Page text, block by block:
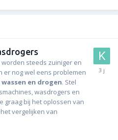
steeds zuiniger en
er nog wel eens problemen
wassen en drogen. Stel
wasdrogers en
graag bij het oplossen van
vergelijken van